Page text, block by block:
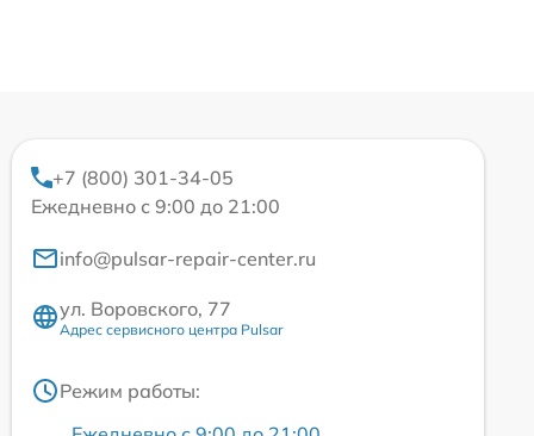
+7 (800) 301-34-05
Ежедневно с 9:00 до 21:00
info@pulsar-repair-center.ru
ул. Воровского, 77
Адрес сервисного центра Pulsar
Режим работы: